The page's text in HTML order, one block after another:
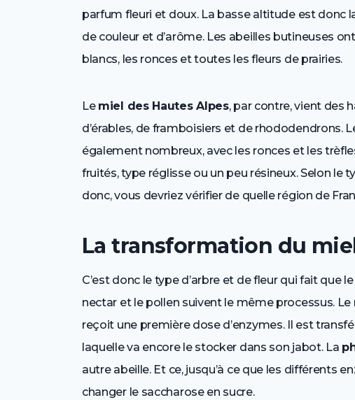
parfum fleuri et doux. La basse altitude est donc
de couleur et d’arôme. Les abeilles butineuses
blancs, les ronces et toutes les fleurs de prairies.
Le miel des Hautes Alpes, par contre, vient des
d’érables, de framboisiers et de rhododendrons.
également nombreux, avec les ronces et les
fruités, type réglisse ou un peu résineux. Selon le
donc, vous devriez vérifier de quelle région de
La transformation du
C’est donc le type d’arbre et de fleur qui fait que
nectar et le pollen suivent le même processus.
reçoit une première dose d’enzymes. Il est
laquelle va encore le stocker dans son jabot. La
autre abeille. Et ce, jusqu’à ce que les différents
changer le saccharose en sucre.